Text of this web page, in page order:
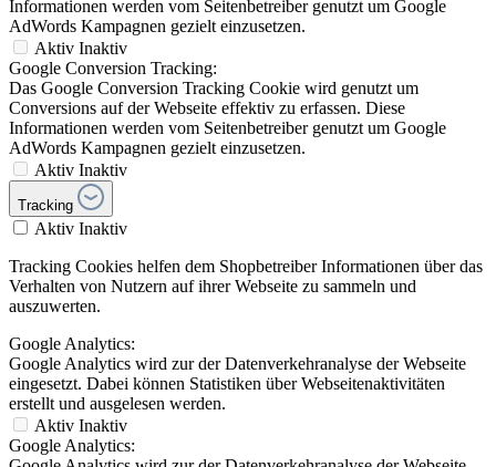
Informationen werden vom Seitenbetreiber genutzt um Google
AdWords Kampagnen gezielt einzusetzen.
Aktiv Inaktiv
Google Conversion Tracking:
Das Google Conversion Tracking Cookie wird genutzt um
Conversions auf der Webseite effektiv zu erfassen. Diese
Informationen werden vom Seitenbetreiber genutzt um Google
AdWords Kampagnen gezielt einzusetzen.
Aktiv Inaktiv
Tracking
Aktiv Inaktiv
Tracking Cookies helfen dem Shopbetreiber Informationen über das
Verhalten von Nutzern auf ihrer Webseite zu sammeln und
auszuwerten.
Google Analytics:
Google Analytics wird zur der Datenverkehranalyse der Webseite
eingesetzt. Dabei können Statistiken über Webseitenaktivitäten
erstellt und ausgelesen werden.
Aktiv Inaktiv
Google Analytics: